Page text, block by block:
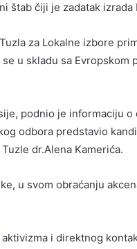
štab čiji je zadatak
za Lokalne izbore
u skladu sa Evropskom
podnio je informaciju
odbora predstavio
dr.Alena Kamerića.
u svom obraćanju
i direktnog